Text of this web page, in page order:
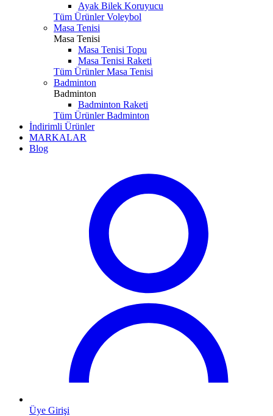
Ayak Bilek Koruyucu
Tüm Ürünler Voleybol
Masa Tenisi
Masa Tenisi
Masa Tenisi Topu
Masa Tenisi Raketi
Tüm Ürünler Masa Tenisi
Badminton
Badminton
Badminton Raketi
Tüm Ürünler Badminton
İndirimli Ürünler
MARKALAR
Blog
Üye Girişi